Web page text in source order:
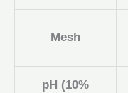
Mesh
pH (10%